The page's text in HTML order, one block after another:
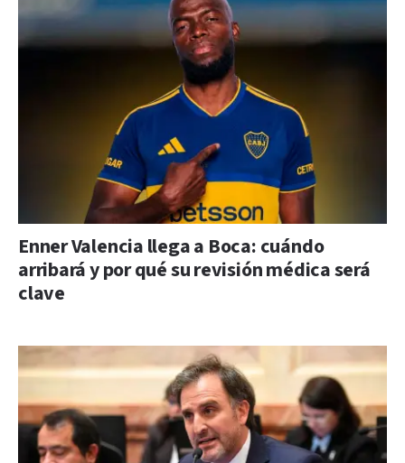
Enner Valencia llega a Boca: cuándo
arribará y por qué su revisión médica será
clave